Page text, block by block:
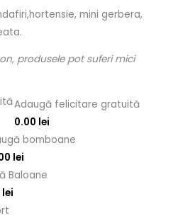
mini gerbera,
produsele pot suferi mici
Adaugă felicitare gratuită
0.00 lei
bomboane
lei
Baloane
lei